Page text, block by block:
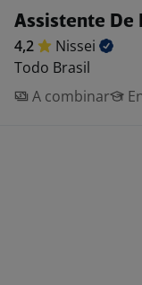
Assistente De
4,2
Nissei
Todo Brasil
A combinar